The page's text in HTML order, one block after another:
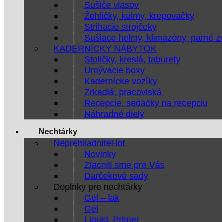
Sušiče vlasov
Žehličky, kulmy, krepovačky
Strihacie strojčeky
Sušiace helmy, klimazóny, parné
KADERNÍCKY NÁBYTOK
Stoličky, kreslá, taburety
Umývacie boxy
Kadernícke vozíky
Zrkadlá, pracoviská
Recepcie, sedačky na recepciu
Náhradné diely
Nechtárky
Neprehliadnite
Novinky
Zlacnili sme pre Vás
Darčekové sady
Doplnky pre nechtárky
Gél – lak
Gél
Liquid, Primer